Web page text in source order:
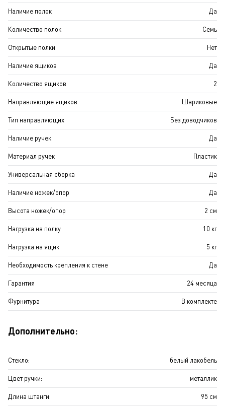
Наличие полок Да
Количество полок Семь
Открытые полки Нет
Наличие ящиков Да
Количество ящиков 2
Направляющие ящиков Шариковые
Тип направляющих Без доводчиков
Наличие ручек Да
Материал ручек Пластик
Универсальная сборка Да
Наличие ножек/опор Да
Высота ножек/опор 2 см
Нагрузка на полку 10 кг
Нагрузка на ящик 5 кг
Необходимость крепления к стене Да
Гарантия 24 месяца
Фурнитура В комплекте
Дополнительно:
Стекло: белый лакобель
Цвет ручки: металлик
Длина штанги: 95 см